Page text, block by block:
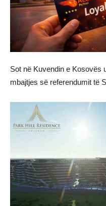
Sot në Kuvendin e Kosovës
mbajtjes së referendumit të